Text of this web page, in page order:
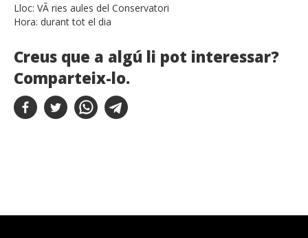
Lloc: VÃ ries aules del Conservatori
Hora: durant tot el dia
Creus que a algú li pot interessar?
Comparteix-lo.